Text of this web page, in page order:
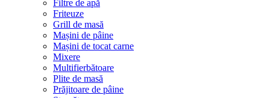
Filtre de apă
Friteuze
Grill de masă
Mașini de pâine
Mașini de tocat carne
Mixere
Multifierbătoare
Plite de masă
Prăjitoare de pâine